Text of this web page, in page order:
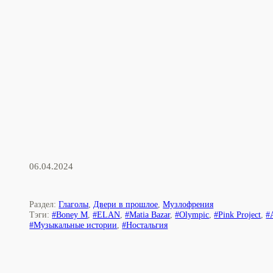
06.04.2024
Раздел:Глаголы Двери в прошлое ,Музлофрения
Тэги:#Boney M ,#ELAN ,#Matia Bazar,#Olympic ,#Pink Project ,
#Музыкальные истории ,#Ностальгия